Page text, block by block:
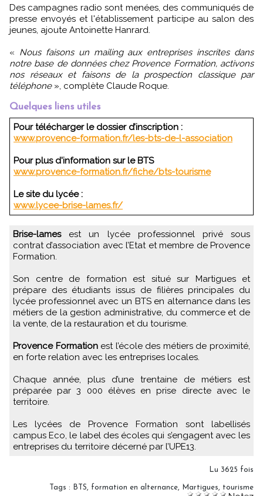
Des campagnes radio sont menées, des communiqués de
presse envoyés et l'établissement participe au salon des
jeunes, ajoute Antoinette Hanrard.
« Nous faisons un mailing aux entreprises inscrites dans
notre base de données chez Provence Formation, activons
nos réseaux et faisons de la prospection classique par
téléphone», complète Claude Roque.
Quelques liens utiles
Pour télécharger le dossier d’inscription :
www.provence-formation.fr/les-bts-de-l-association
Pour plus d'information sur le BTS
www.provence-formation.fr/fiche/bts-tourisme
Le site du lycée :
www.lycee-brise-lames.fr/
Brise-lamesest un lycée professionnel privé sous
contrat d’association avec l’Etat et membre de Provence
Formation.
Son centre de formation est situé sur Martigues et
prépare des étudiants issus de filières principales du
lycée professionnel avec un BTS en alternance dans les
métiers de la gestion administrative, du commerce et de
la vente, de la restauration et du tourisme.
Provence Formationest l’école des métiers de proximité,
en forte relation avec les entreprises locales.
Chaque année, plus d’une trentaine de métiers est
préparée par 3 000 élèves en prise directe avec le
territoire.
Les lycées de Provence Formation sont labellisés
campus Eco, le label des écoles qui s’engagent avec les
entreprises du territoire décerné par l’UPE13.
Lu 3625 fois
Tags : BTS, formation en alternance, Martigues, tourisme